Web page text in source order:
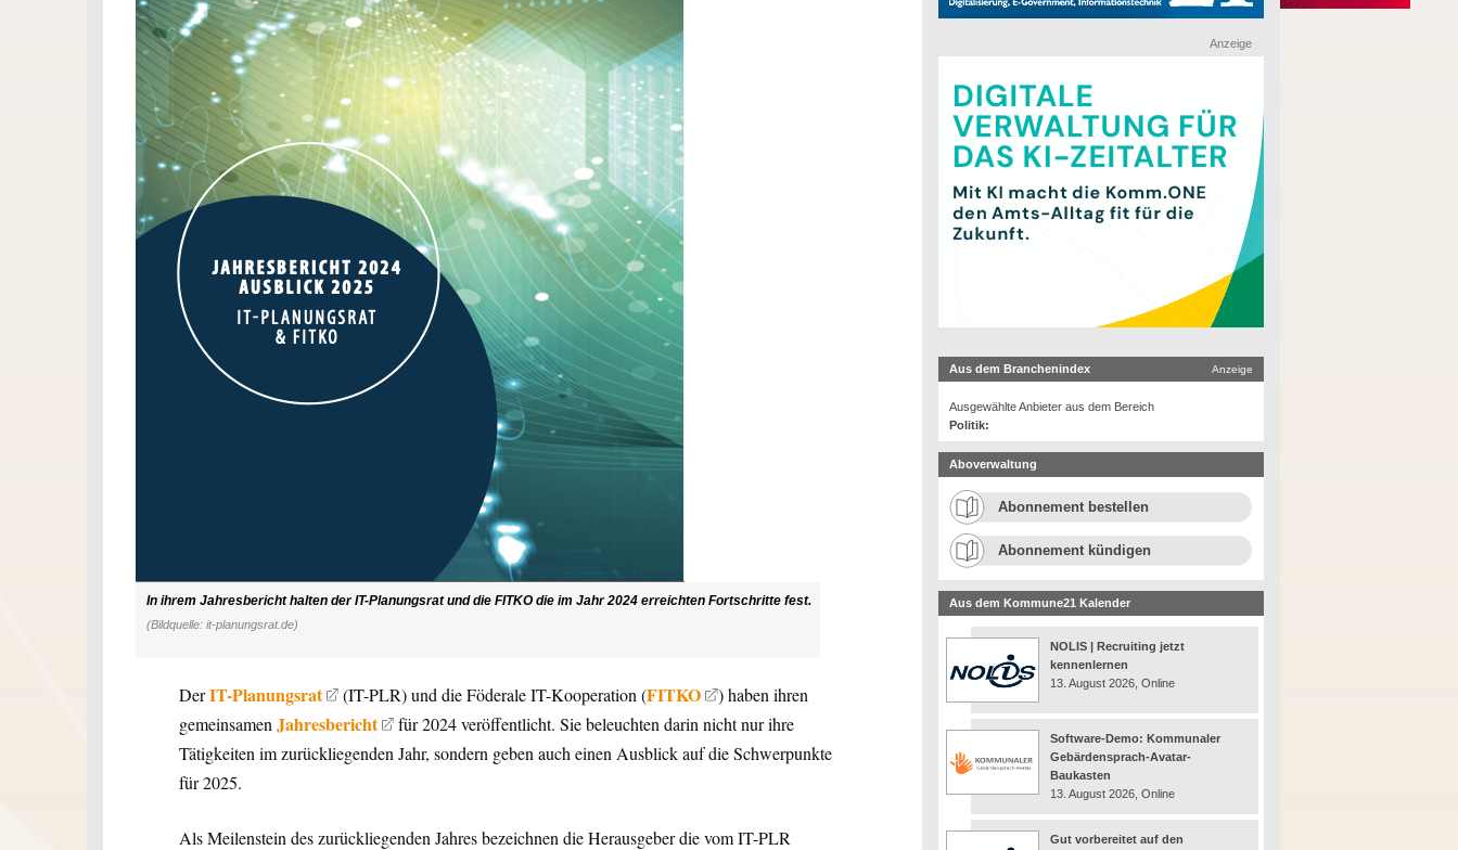
In ihrem Jahresbericht halten der IT-Planungsrat und die FITKO die im Jahr 2024 erreichten Fortschritte fest.
(Bildquelle: it-planungsrat.de)
DerIT-Planungsrat (IT-PLR) und die Föderale IT-Kooperation (FITKO
) haben ihren
gemeinsamen Jahresbericht
für 2024 veröffentlicht. Sie beleuchten darin nicht nur ihre
Tätigkeiten im zurückliegenden Jahr, sondern geben auch einen Ausblick auf die Schwerpunkte
für 2025.
Als Meilenstein des zurückliegenden Jahres bezeichnen die Herausgeber die vom IT-PLR
Anzeige
Aus dem Branchenindex Anzeige
Ausgewählte Anbieter aus dem Bereich
Politik:
Aboverwaltung
Abonnement bestellen
Abonnement kündigen
Aus dem Kommune21 Kalender
NOLIS | Recruiting jetzt
kennenlernen
13. August 2026, Online
Software-Demo: Kommunaler
Gebärdensprach-Avatar-
Baukasten
13. August 2026, Online
Gut vorbereitet auf den